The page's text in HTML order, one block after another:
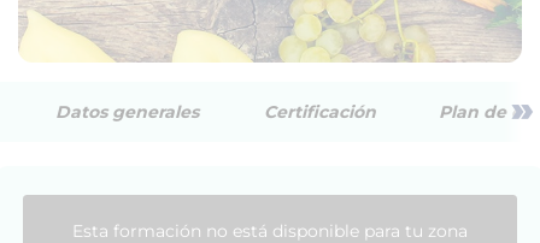
Datos generales Certificación Plan de »
Esta formación no está disponible para tu zona